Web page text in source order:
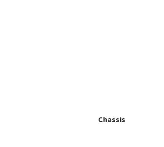
Chassis